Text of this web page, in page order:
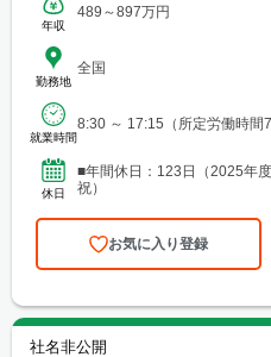
年収
489～897万円
勤務地
全国
就業時間
8:30 ～ 17:15（所定労働時間
休日
■年間休日：123日（2025年
祝）
お気に入り登録
社名非公開